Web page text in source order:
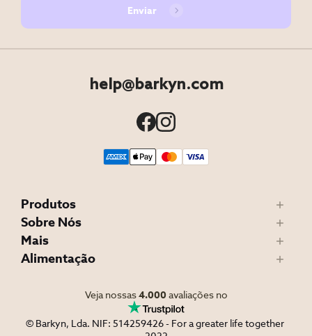
Enviar
help@barkyn.com
Produtos
Sobre Nós
Mais
Alimentação
Veja nossas 4.000 avaliações no
© Barkyn, Lda. NIF: 514259426 - For a greater life together